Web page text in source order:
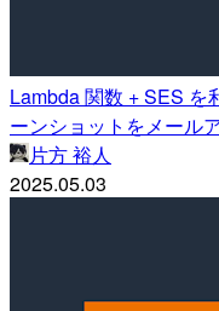
Lambda 関数 + SES を
ーンショットをメール
片方 裕人
2025.05.03